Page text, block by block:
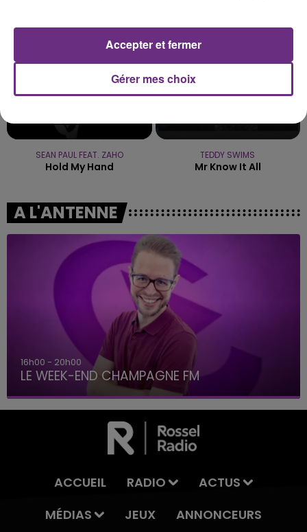
SEAN PAUL FEAT. ZAHO
Hold My Hand
TEDDY SWIMS
Mr Know It All
A L'ANTENNE
16h00 - 20h00
LE WEEK-END CHAMPAGNE FM
ACCUEIL RADIO
ACTUS
MÉDIAS
JEUX ANNONCEURS
Gérer mes choix
Accepter et fermer